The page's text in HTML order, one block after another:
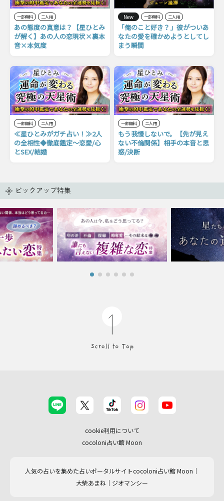
一部無料 二人用
あの態度の真意は？【星ひとみ
が解く】あの人の恋現状×裏本
音×本気度
New 一部無料 二人用
「俺のこと好き？」彼がついあ
なたの愛を確かめようとしてし
まう瞬間
一部無料 二人用
≪星ひとみがガチ占い！≫2人
の全相性◆徹底鑑定〜恋愛/心
とSEX/結婚
一部無料 二人用
もう我慢しないで。【先が見え
ない不倫関係】相手の本音と思
惑/決断
ピックアップ特集
cookie利用について
cocoloni占い館 Moon
人気の占いを集めた占いポータルサイトcocoloni占い館 Moon｜
大柴あまね｜ジオマンシー